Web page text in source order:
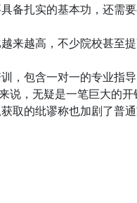
备扎实的基本功，还需
来越高，不少院校甚至
，包含一对一的专业指
，无疑是一笔巨大的开
取的纰谬称也加剧了普